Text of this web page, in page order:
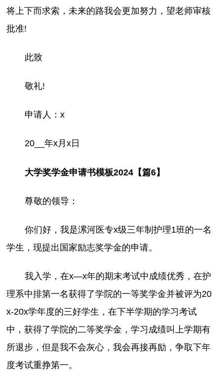
将上下而求索，未来的路我会更加努力，望老师审核
批准!
此致
敬礼!
申请人：x
20__年x月x日
大学奖学金申请书模板2024【篇6】
尊敬的领导：
你们好，我是漯河医专x级三年制护理1班的一名
学生，现提出国家励志奖学金的申请。
我入学，在x—x年的期末考试中成绩优秀，在护
理系中排第一名获得了学院的一等奖学金并被评为20
x-20x学年度的三好学生，在下半学期的学习考试
中，获得了学院的二等奖学金，学习成绩叫上学期有
所退步，但是我不会灰心，我会再接再励，争取下年
度考试重挣第一。